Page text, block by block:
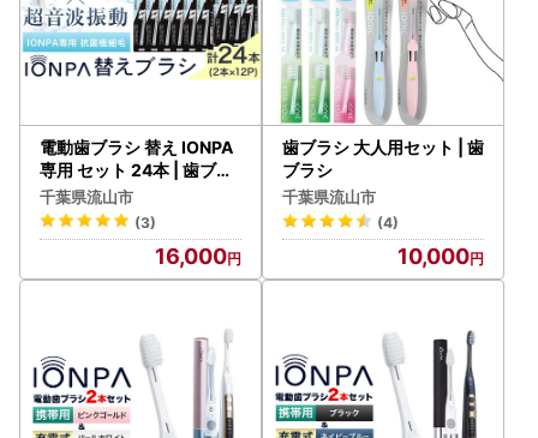
電動歯ブラシ 替え IONPA
専用 セット 24本 | 歯ブラ
シ
千葉県流山市
(3)
16,000
歯ブラシ 大人用セット | 歯
ブラシ
千葉県流山市
(4)
10,000